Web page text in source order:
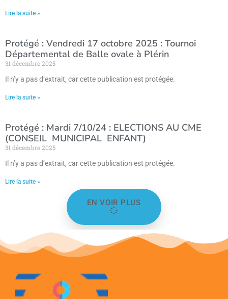
Lire la suite »
Protégé : Vendredi 17 octobre 2025 : Tournoi
Départemental de Balle ovale à Plérin
31 décembre 2025
Il n’y a pas d’extrait, car cette publication est protégée.
Lire la suite »
Protégé : Mardi 7/10/24 : ELECTIONS AU CME
(CONSEIL MUNICIPAL ENFANT)
31 décembre 2025
Il n’y a pas d’extrait, car cette publication est protégée.
Lire la suite »
EN VOIR PLUS